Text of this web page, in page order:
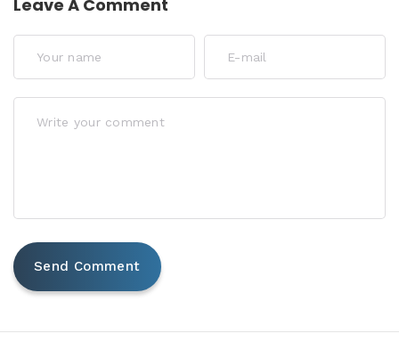
Leave A Comment